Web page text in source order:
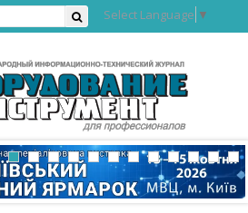
Select Language ▼